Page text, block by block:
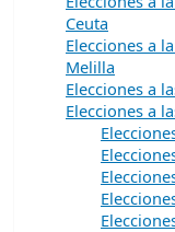
Ceuta
Elecciones a
Melilla
Elecciones a
Elecciones a